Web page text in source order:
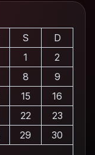
S
D
1
2
8
9
15
16
22
23
29
30